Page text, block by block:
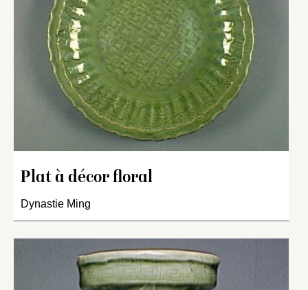
Plat à décor floral
Dynastie Ming